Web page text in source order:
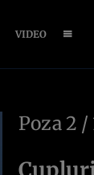
VIDEO
Poza2 /